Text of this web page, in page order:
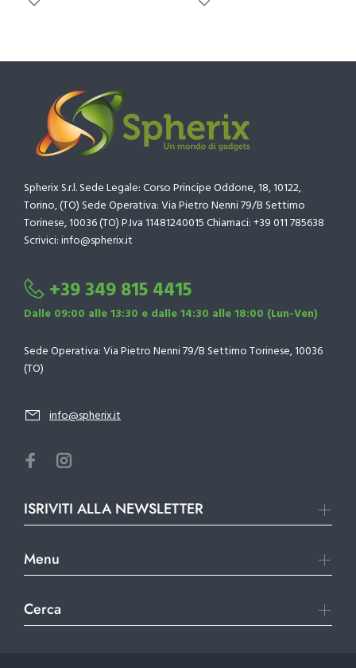
Spherix S.r.l. Sede Legale: Corso Principe Oddone, 18, 10122,
Torino, (TO) Sede Operativa: Via Pietro Nenni 79/B Settimo
Torinese, 10036 (TO) P.Iva 11481240015 Chiamaci: +39 011 785638
Scrivici: info@spherix.it
+39 349 815 4415
Dalle 09:00 alle 13:30 e dalle 14:30 alle 18:00 (Lun-Ven)
Sede Operativa: Via Pietro Nenni 79/B Settimo Torinese, 10036
(TO)
info@spherix.it
ISRIVITI ALLA NEWSLETTER
Menu
Cerca